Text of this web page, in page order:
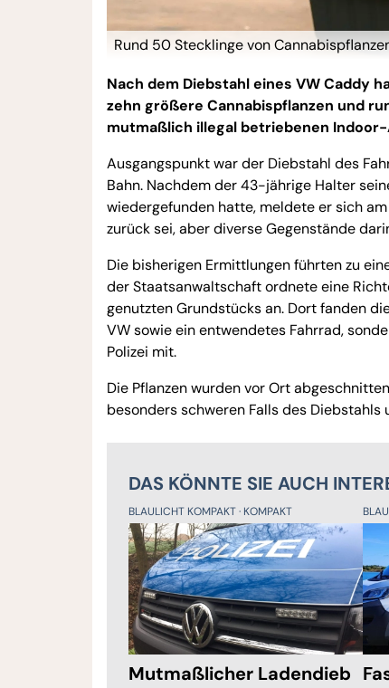
Rund 50 Stecklinge von
Nach dem Diebstahl eines VW Caddy
zehn größere Cannabispflanzen und
mutmaßlich illegal betriebenen
Ausgangspunkt war der Diebstahl des
Bahn. Nachdem der 43-jährige Halter
wiedergefunden hatte, meldete er sich
zurück sei, aber diverse Gegenstände
Die bisherigen Ermittlungen führten zu
der Staatsanwaltschaft ordnete eine
genutzten Grundstücks an. Dort fanden
VW sowie ein entwendetes Fahrrad,
Polizei mit.
Die Pflanzen wurden vor Ort
besonders schweren Falls des
DAS KÖNNTE SIE AUCH
BLAULICHT KOMPAKT KOMPAKT
Mutmaßlicher Ladendieb